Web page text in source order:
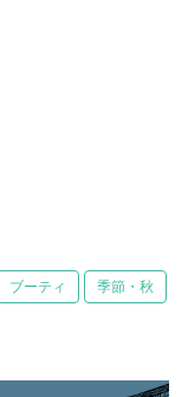
ブーティ 季節・秋